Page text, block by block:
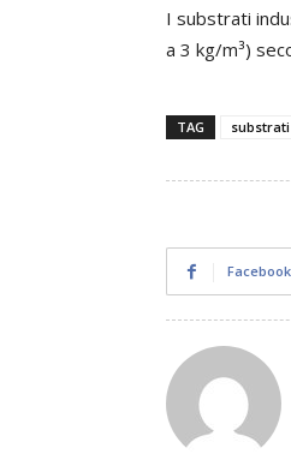
I substrati
a 3 kg/m³)
TAG substrati
Facebook